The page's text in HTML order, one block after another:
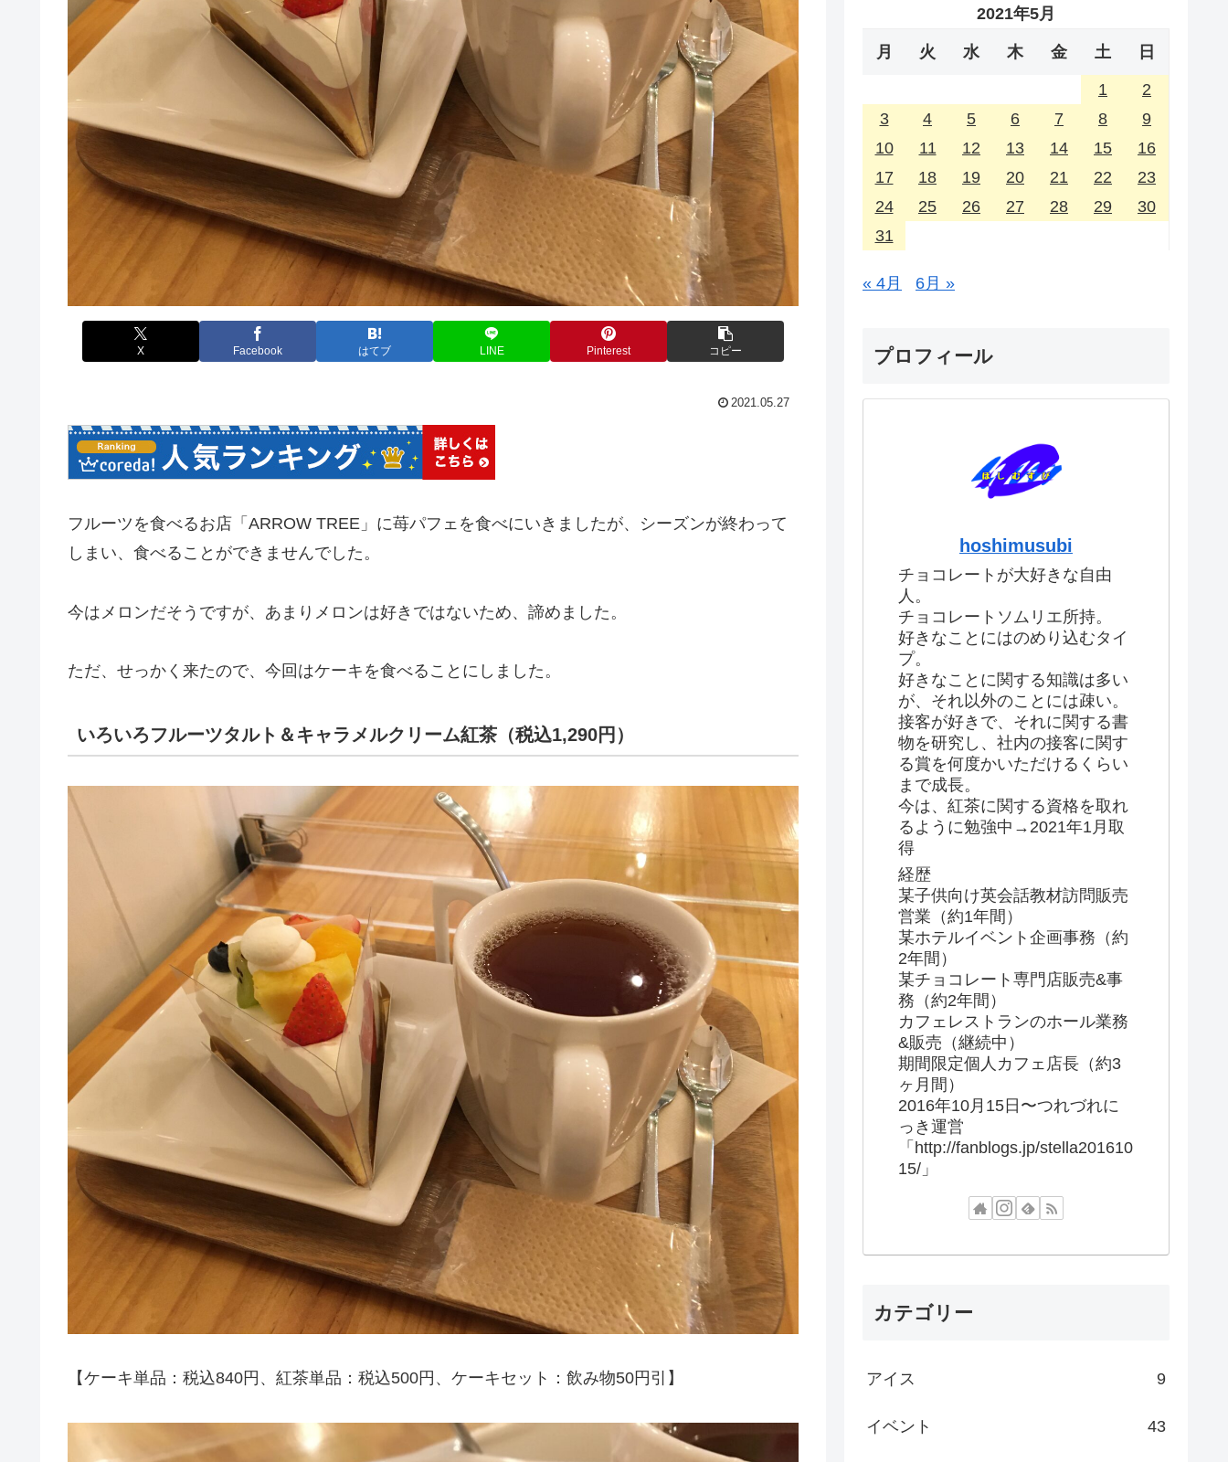
X Facebook はてブ LINE Pinterest コピー
2021.05.27
フルーツを食べるお店「ARROW TREE」に苺パフェを食べにいきましたが、シーズンが終わって
しまい、食べることができませんでした。
今はメロンだそうですが、あまりメロンは好きではないため、諦めました。
ただ、せっかく来たので、今回はケーキを食べることにしました。
いろいろフルーツタルト＆キャラメルクリーム紅茶（税込1,290円）
【ケーキ単品：税込840円、紅茶単品：税込500円、ケーキセット：飲み物50円引】
2021年5月
月 火 水 木 金 土 日
1
2
3
4 5 6 7 8
9
10
11 12 13 14 15
16
17
18 19 20 21 22
23
24
25 26 27 28 29
30
31
« 4月 6月 »
プロフィール
hoshimusubi
チョコレートが大好きな自由
人。
チョコレートソムリエ所持。
好きなことにはのめり込むタイ
プ。
好きなことに関する知識は多い
が、それ以外のことには疎い。
接客が好きで、それに関する書
物を研究し、社内の接客に関す
る賞を何度かいただけるくらい
まで成長。
今は、紅茶に関する資格を取れ
るように勉強中→2021年1月取
得
経歴
某子供向け英会話教材訪問販売
営業（約1年間）
某ホテルイベント企画事務（約
2年間）
某チョコレート専門店販売&事
務（約2年間）
カフェレストランのホール業務
&販売（継続中）
期間限定個人カフェ店長（約3
ヶ月間）
2016年10月15日〜つれづれに
っき運営
「http://fanblogs.jp/stella201610
15/」
カテゴリー
アイス 9
イベント 43